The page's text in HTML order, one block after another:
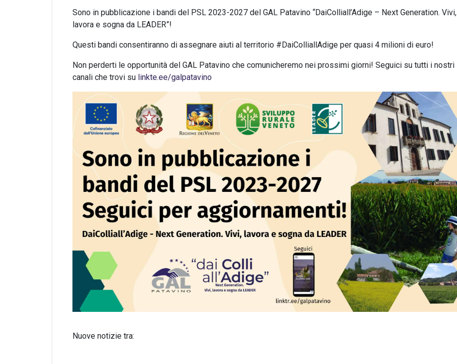
Sono in pubblicazione i bandi del PSL 2023-2027 del GAL Patavino “DaiColliall’Adige – Next Generation. Vivi,
lavora e sogna da LEADER”!
Questi bandi consentiranno di assegnare aiuti al territorio #DaiColliallAdige per quasi 4 milioni di euro!
Non perderti le opportunità del GAL Patavino che comunicheremo nei prossimi giorni! Seguici su tutti i nostri
canali che trovi su linkte.ee/galpatavino
Nuove notizie tra: